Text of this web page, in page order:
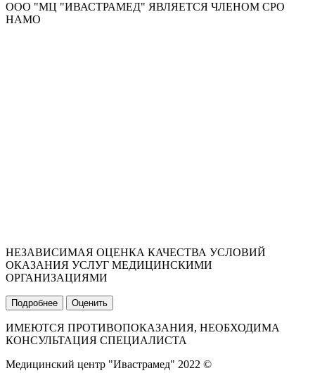
ООО "МЦ "ИВАСТРАМЕД" ЯВЛЯЕТСЯ ЧЛЕНОМ СРО
НАМО
НЕЗАВИСИМАЯ ОЦЕНКА КАЧЕСТВА УСЛОВИЙ
ОКАЗАНИЯ УСЛУГ МЕДИЦИНСКИМИ
ОРГАНИЗАЦИЯМИ
Подробнее Оценить
ИМЕЮТСЯ ПРОТИВОПОКАЗАНИЯ, НЕОБХОДИМА
КОНСУЛЬТАЦИЯ СПЕЦИАЛИСТА
Медицинский центр "Ивастрамед" 2022 ©